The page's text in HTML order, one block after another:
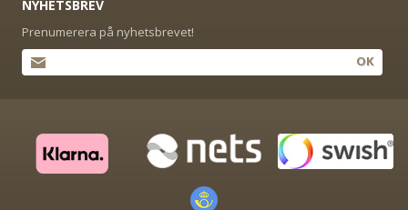
NYHETSBREV
Prenumerera på nyhetsbrevet!
OK